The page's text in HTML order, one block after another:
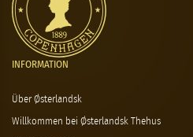
INFORMATION
Über Østerlandsk
Willkommen bei Østerlandsk Thehus